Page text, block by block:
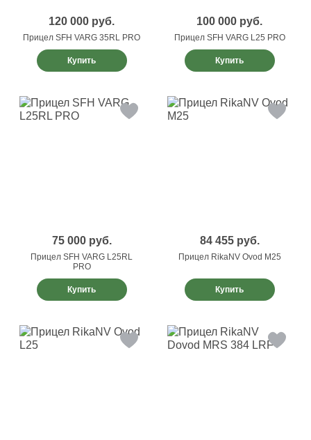
120 000 руб.
Прицел SFH VARG 35RL PRO
Купить
100 000 руб.
Прицел SFH VARG L25 PRO
Купить
75 000 руб.
Прицел SFH VARG L25RL
PRO
Купить
84 455 руб.
Прицел RikaNV Ovod M25
Купить